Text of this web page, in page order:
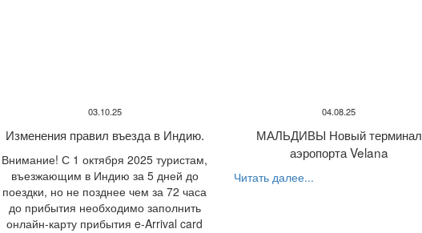
03.10.25
Изменения правил въезда в Индию.
Внимание! С 1 октября 2025 туристам,
въезжающим в Индию за 5 дней до
поездки, но не позднее чем за 72 часа
до прибытия необходимо заполнить
онлайн-карту прибытия e-Arrival card
04.08.25
МАЛЬДИВЫ Новый терминал
аэропорта Velana
Читать далее...